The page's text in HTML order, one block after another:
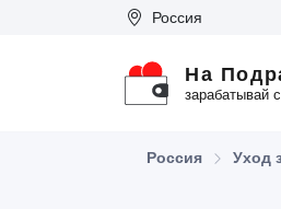
Россия
На
зарабатывай
Россия Уход